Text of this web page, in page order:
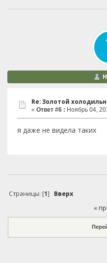
Re: Золотой
« Ответ #6 : Ноябрь 04,
я даже не видела таких
Страницы: [1] Вверх
«